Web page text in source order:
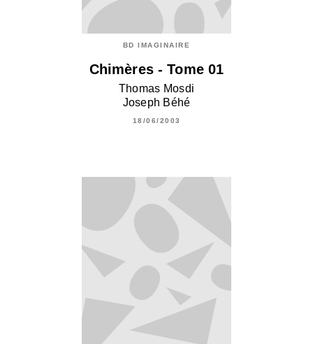
BD IMAGINAIRE
Chimères - Tome 01
Thomas Mosdi
Joseph Béhé
18/06/2003